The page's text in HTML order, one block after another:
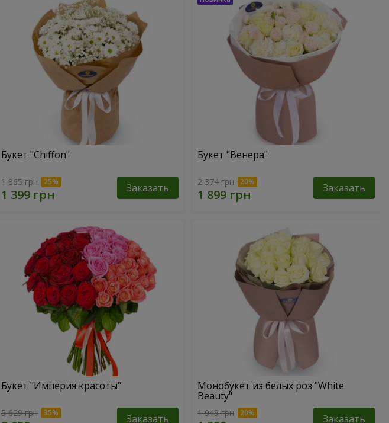
Букет "Chiffon"
1 865 грн Заказать
Букет "Венера"
2 374 грн Заказать
Букет "Империя красоты"
5 629 грн Заказать
Монобукет из белых роз "White
Beauty"
1 949 грн Заказать